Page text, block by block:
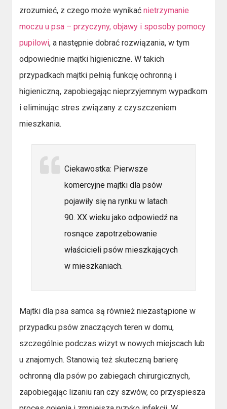
zrozumieć, z czego może wynikaćnietrzymanie
moczu u psa – przyczyny, objawy i sposoby pomocy
pupilowi, a następnie dobrać rozwiązania, w tym
odpowiednie majtki higieniczne. W takich
przypadkach majtki pełnią funkcję ochronną i
higieniczną, zapobiegając nieprzyjemnym wypadkom
i eliminując stres związany z czyszczeniem
mieszkania.
Ciekawostka: Pierwsze
komercyjne majtki dla psów
pojawiły się na rynku w latach
90. XX wieku jako odpowiedź na
rosnące zapotrzebowanie
właścicieli psów mieszkających
w mieszkaniach.
Majtki dla psa samca są również niezastąpione w
przypadku psów znaczących teren w domu,
szczególnie podczas wizyt w nowych miejscach lub
u znajomych. Stanowią też skuteczną barierę
ochronną dla psów po zabiegach chirurgicznych,
zapobiegając lizaniu ran czy szwów, co przyspiesza